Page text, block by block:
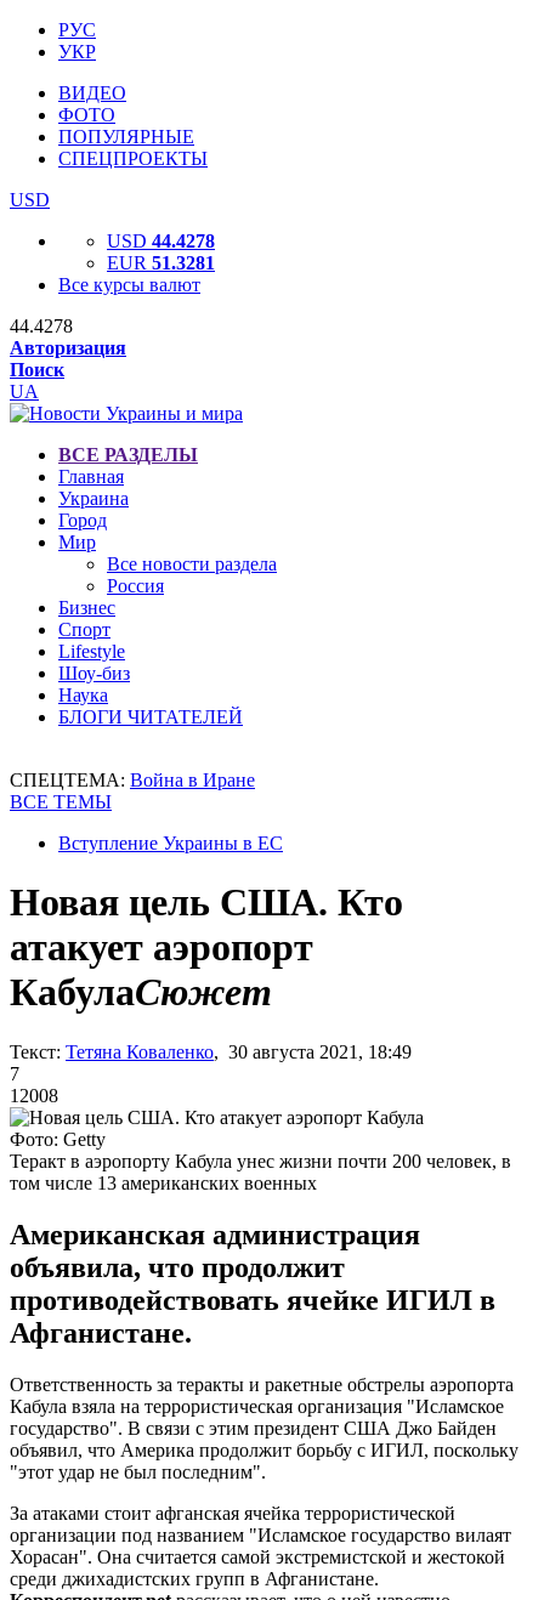
РУС
УКР
ВИДЕО
ФОТО
ПОПУЛЯРНЫЕ
СПЕЦПРОЕКТЫ
USD
USD 44.4278
EUR 51.3281
Все курсы валют
44.4278
Авторизация
Поиск
UA
ВСЕ РАЗДЕЛЫ
Главная
Украина
Город
Мир
Все новости раздела
Россия
Бизнес
Спорт
Lifestyle
Шоу-биз
Наука
БЛОГИ ЧИТАТЕЛЕЙ
СПЕЦТЕМА: Война в Иране
ВСЕ ТЕМЫ
Вступление Украины в ЕС
Новая цель США. Кто
атакует аэропорт
КабулаСюжет
Текст: Тетяна Коваленко, 30 августа 2021, 18:49
7
12008
Фото: Getty
Теракт в аэропорту Кабула унес жизни почти 200 человек, в
том числе 13 американских военных
Американская администрация
объявила, что продолжит
противодействовать ячейке ИГИЛ в
Афганистане.
Ответственность за теракты и ракетные обстрелы аэропорта
Кабула взяла на террористическая организация "Исламское
государство". В связи с этим президент США Джо Байден
объявил, что Америка продолжит борьбу с ИГИЛ, поскольку
"этот удар не был последним".
За атаками стоит афганская ячейка террористической
организации под названием "Исламское государство вилаят
Хорасан". Она считается самой экстремистской и жестокой
среди джихадистских групп в Афганистане.